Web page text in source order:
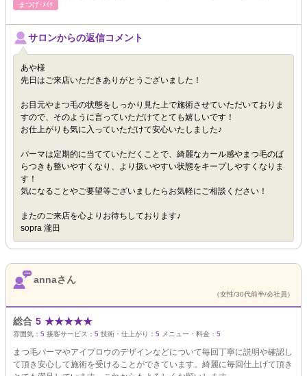
まつげ･ﾒｲｸ
サロンからの返信コメント
あや様
先日はご来店いただきありがとうございました！
お目元やまつ毛の状態をしっかり見た上で施術させていただいておりま
すので、そのように言っていただけてとても嬉しいです！
お仕上がりも気に入っていただけて安心いたしました♪
パーマは定期的に当てていただくことで、綺麗なカール感やまつ毛のば
らつきも整いやすくなり、より扱いやすい状態をキープしやすくなりま
す！
気になることやご要望等ございましたらお気軽にご相談ください！
またのご来店を心よりお待ちしております♪
sopra 瀧田
annaさん
（女性/30代前半/会社員）
総合 5 ★★★★★
雰囲気： 5 接客サービス： 5 技術・仕上がり： 5 メニュー・料金： 5
まつ毛パーマやアイブロウのデザインなどについて毎回丁寧に説明や確認し
て頂き安心して施術を受けることができています。綺麗に毎回仕上げて頂き